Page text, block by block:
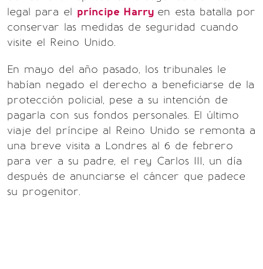
legal para el príncipe Harry en esta batalla por
conservar las medidas de seguridad cuando
visite el Reino Unido.
En mayo del año pasado, los tribunales le
habían negado el derecho a beneficiarse de la
protección policial, pese a su intención de
pagarla con sus fondos personales. El último
viaje del príncipe al Reino Unido se remonta a
una breve visita a Londres al 6 de febrero
para ver a su padre, el rey Carlos III, un día
después de anunciarse el cáncer que padece
su progenitor.